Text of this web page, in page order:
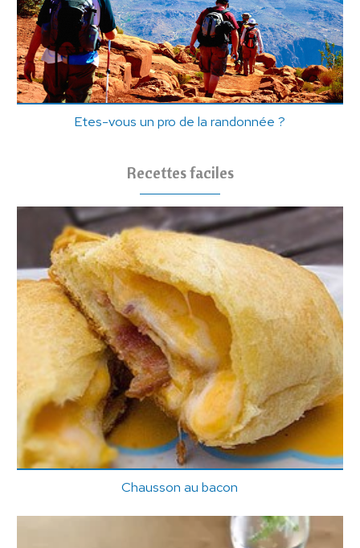
Etes-vous un pro de la randonnée ?
Recettes faciles
Chausson au bacon